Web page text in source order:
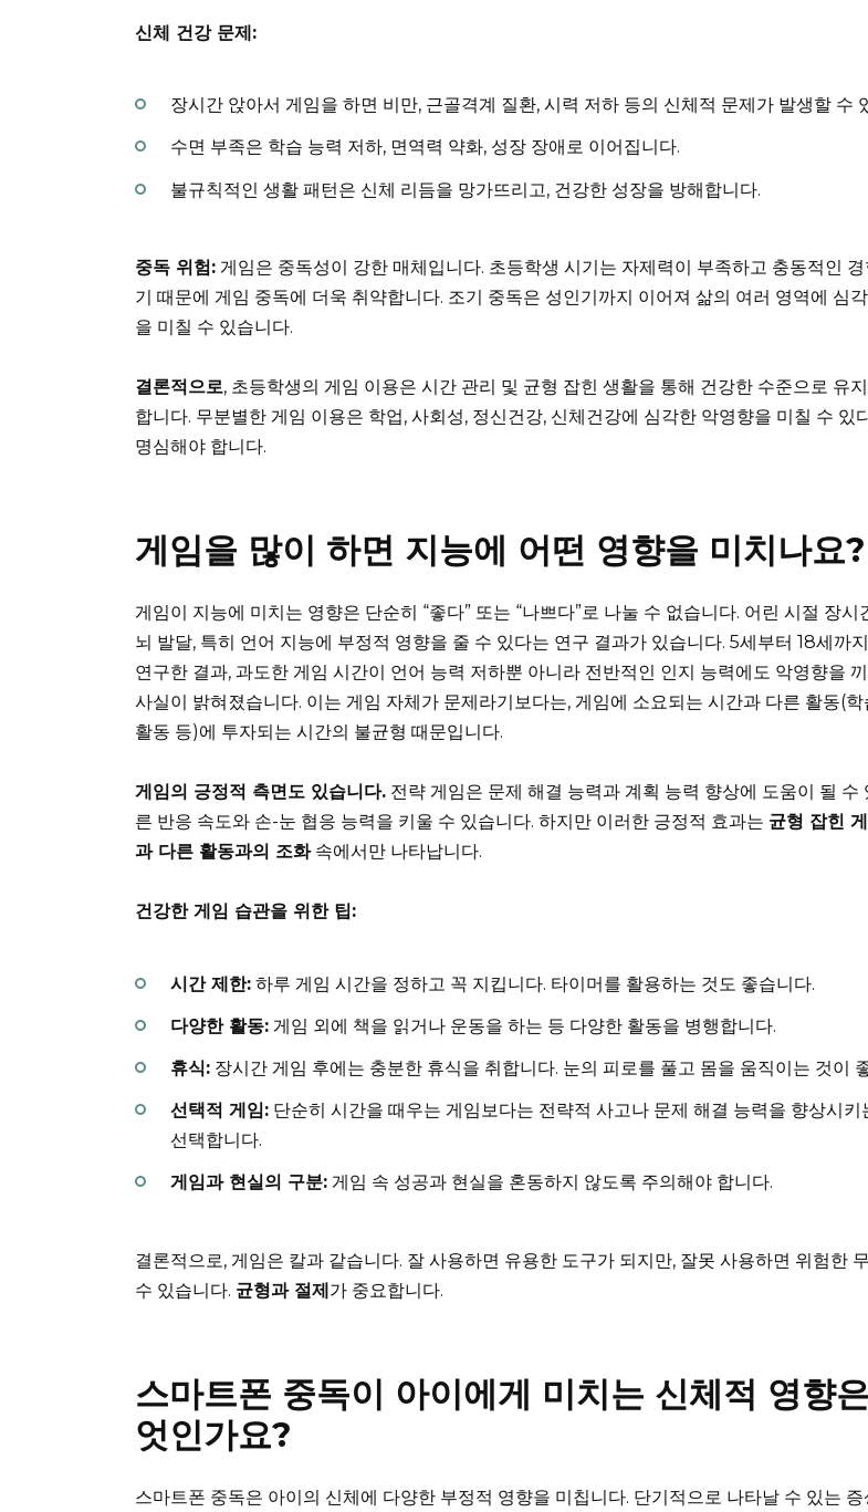
신체 건강 문제:
장시간 앉아서 게임을 하면 비만, 근골격계 질환, 시력 저하 등의 신체적 문제가 발생할 수
수면 부족은 학습 능력 저하, 면역력 약화, 성장 장애로 이어집니다.
불규칙적인 생활 패턴은 신체 리듬을 망가뜨리고, 건강한 성장을 방해합니다.
중독 위험: 게임은 중독성이 강한 매체입니다. 초등학생 시기는 자제력이 부족하고 충동적인
기 때문에 게임 중독에 더욱 취약합니다. 조기 중독은 성인기까지 이어져 삶의 여러 영역에 심
을 미칠 수 있습니다.
결론적으로, 초등학생의 게임 이용은 시간 관리 및 균형 잡힌 생활을 통해 건강한 수준으로 유
합니다. 무분별한 게임 이용은 학업, 사회성, 정신건강, 신체건강에 심각한 악영향을 미칠 수 있
명심해야 합니다.
게임을 많이 하면 지능에 어떤 영향을 미치나요?
게임이 지능에 미치는 영향은 단순히 “좋다” 또는 “나쁘다”로 나눌 수 없습니다. 어린 시절 장시
뇌 발달, 특히 언어 지능에 부정적 영향을 줄 수 있다는 연구 결과가 있습니다. 5세부터 18세까
연구한 결과, 과도한 게임 시간이 언어 능력 저하뿐 아니라 전반적인 인지 능력에도 악영향을
사실이 밝혀졌습니다. 이는 게임 자체가 문제라기보다는, 게임에 소요되는 시간과 다른 활동(학
활동 등)에 투자되는 시간의 불균형 때문입니다.
게임의 긍정적 측면도 있습니다. 전략 게임은 문제 해결 능력과 계획 능력 향상에 도움이 될 수
른 반응 속도와 손-눈 협응 능력을 키울 수 있습니다. 하지만 이러한 긍정적 효과는 균형 잡힌
과 다른 활동과의 조화속에서만 나타납니다.
건강한 게임 습관을 위한 팁:
시간 제한: 하루 게임 시간을 정하고 꼭 지킵니다. 타이머를 활용하는 것도 좋습니다.
다양한 활동: 게임 외에 책을 읽거나 운동을 하는 등 다양한 활동을 병행합니다.
휴식: 장시간 게임 후에는 충분한 휴식을 취합니다. 눈의 피로를 풀고 몸을 움직이는 것이
선택적 게임: 단순히 시간을 때우는 게임보다는 전략적 사고나 문제 해결 능력을 향상시키
선택합니다.
게임과 현실의 구분: 게임 속 성공과 현실을 혼동하지 않도록 주의해야 합니다.
결론적으로, 게임은 칼과 같습니다. 잘 사용하면 유용한 도구가 되지만, 잘못 사용하면 위험한
수 있습니다. 균형과 절제가 중요합니다.
스마트폰 중독이 아이에게 미치는 신체적 영향
엇인가요?
스마트폰 중독은 아이의 신체에 다양한 부정적 영향을 미칩니다. 단기적으로 나타날 수 있는 증